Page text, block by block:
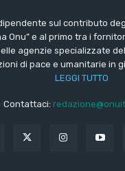
sul contributo
e al primo tra i
agenzie specializzate
di pace e umanitarie in
LEGGI TUTTO
Contattaci: